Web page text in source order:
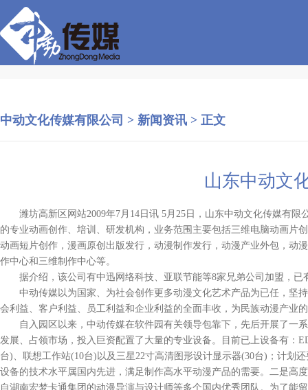
中动文化传媒有限公司 > 新闻资讯 > 正文
山东中动文
潍坊高新区网站2009年7月14日讯 5月25日，山东中动文化传媒有限
的专业动画创作、培训、研发机构，业务范围主要包括三维电脑动画片
动画短片创作，漫画原创出版发行，动漫制作发行，动漫产业外包，动
作中心和三维制作中心等。
据介绍，该公司有中迅网络科技、亚联节能等8家兄弟公司加盟，已
中动传媒以为国家、为社会创作更多动漫文化艺术产品为已任，坚持
会利益、客户利益、员工利益和企业利益的全面丰收，为民族动漫产业
自入园区以来，中动传媒在软件园有关领导包靠下，先后开展了一
发展、占领市场，投入巨资配置了大量的专业设备。目前已上设备有：
台)、联想工作站(10台)以及三星22寸高清图形设计显示器(30台)；计划
设备的技术水平属国内先进，满足制作高水平动漫产品的需要。二是高
自湖南宏梦卡通集团的动漫导演与设计师等多个国内优秀团队。为了能